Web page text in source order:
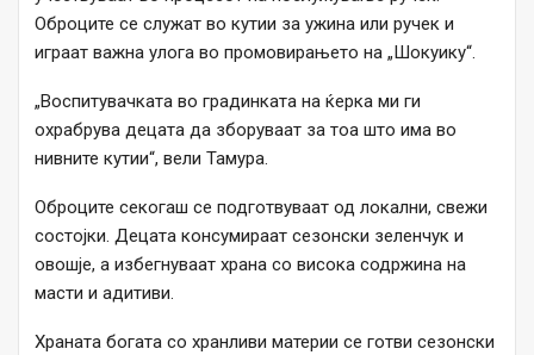
Оброците се служат во кутии за ужина или ручек и
играат важна улога во промовирањето на „Шокуику“.
„Воспитувачката во градинката на ќерка ми ги
охрабрува децата да зборуваат за тоа што има во
нивните кутии“, вели Тамура.
Оброците секогаш се подготвуваат од локални, свежи
состојки. Децата консумираат сезонски зеленчук и
овошје, а избегнуваат храна со висока содржина на
масти и адитиви.
Храната богата со хранливи материи се готви сезонски